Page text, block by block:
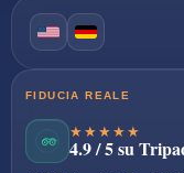
FIDUCIA REALE
★★★★★
4.9 / 5 su